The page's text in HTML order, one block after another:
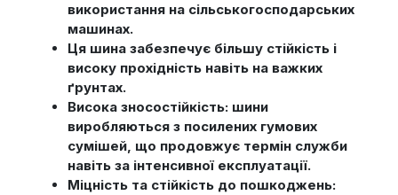
використання на сільськогосподарських
машинах.
Ця шина забезпечує більшу стійкість і
високу прохідність навіть на важких
ґрунтах.
Висока зносостійкість: шини
виробляються з посилених гумових
сумішей, що продовжує термін служби
навіть за інтенсивної експлуатації.
Міцність та стійкість до пошкоджень: